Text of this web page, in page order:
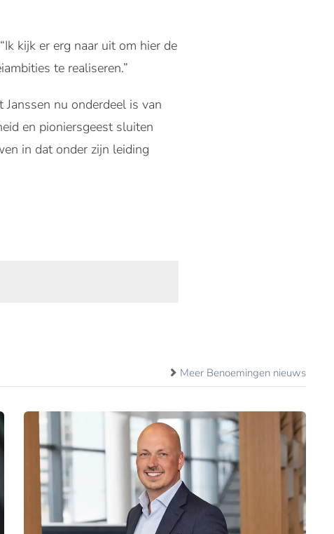
kijk er erg naar uit om hier de
te realiseren.”
nu onderdeel is van
en pioniersgeest sluiten
in dat onder zijn leiding
Meer Benoemingen nieuws